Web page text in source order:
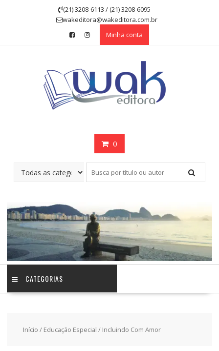
(21) 3208-6113 / (21) 3208-6095
wakeditora@wakeditora.com.br
Minha conta
0
CATEGORIAS
Início / Educação Especial / Incluindo Com Amor